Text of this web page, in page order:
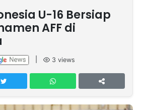
U-16 Bersiap
AFF di
3 views